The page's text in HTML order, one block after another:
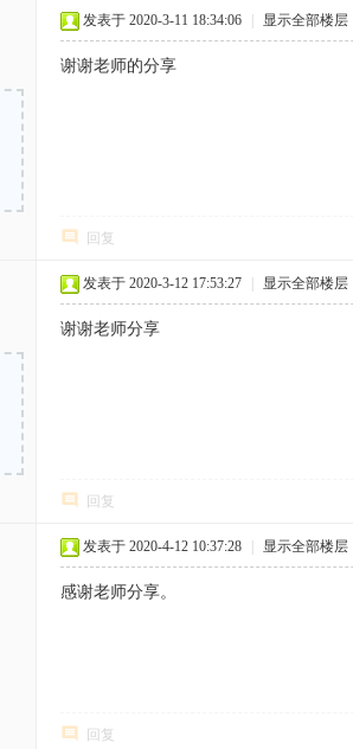
发表于 2020-3-11 18:34:06 显示全部楼层
谢谢老师的分享
回复
发表于 2020-3-12 17:53:27 显示全部楼层
谢谢老师分享
回复
发表于 2020-4-12 10:37:28 显示全部楼层
感谢老师分享。
回复